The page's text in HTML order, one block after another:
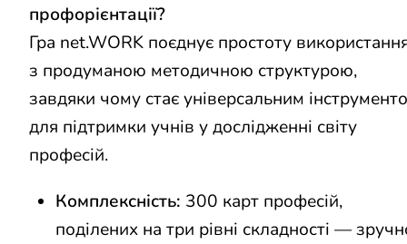
профорієнтації?
Гра net.WORK поєднує простоту
з продуманою методичною структурою,
завдяки чому стає універсальним
для підтримки учнів у дослідженні світу
професій.
Комплексність: 300 карт професій,
поділених на три рівні складності —